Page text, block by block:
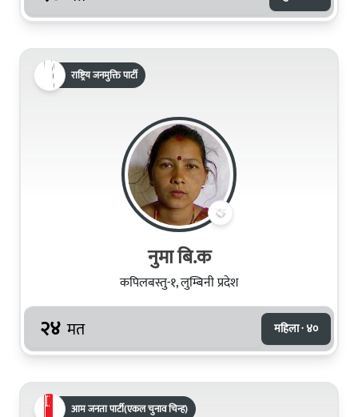
राष्ट्रिय जनमुक्ति पार्टी
नुमा बि.क
कपिलबस्तु-१, लुम्बिनी प्रदेश
२४ मत महिला · ४०
आम जनता पार्टी(एकल चुनाव चिन्ह)